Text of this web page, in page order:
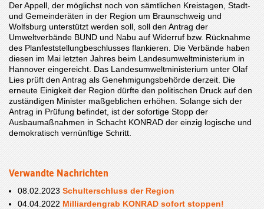
Der Appell, der möglichst noch von sämtlichen Kreistagen, Stadt-
und Gemeinderäten in der Region um Braunschweig und
Wolfsburg unterstützt werden soll, soll den Antrag der
Umweltverbände BUND und Nabu auf Widerruf bzw. Rücknahme
des Planfeststellungbeschlusses flankieren. Die Verbände haben
diesen im Mai letzten Jahres beim Landesumweltministerium in
Hannover eingereicht. Das Landesumweltministerium unter Olaf
Lies prüft den Antrag als Genehmigungsbehörde derzeit. Die
erneute Einigkeit der Region dürfte den politischen Druck auf den
zuständigen Minister maßgeblichen erhöhen. Solange sich der
Antrag in Prüfung befindet, ist der sofortige Stopp der
Ausbaumaßnahmen in Schacht KONRAD der einzig logische und
demokratisch vernünftige Schritt.
Verwandte Nachrichten
08.02.2023 Schulterschluss der Region
04.04.2022 Milliardengrab KONRAD sofort stoppen!